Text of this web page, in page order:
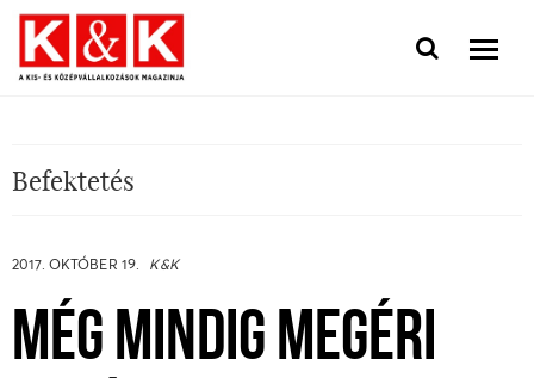
Befektetés
2017. OKTÓBER 19. K&K
MÉG MINDIG MEGÉRI